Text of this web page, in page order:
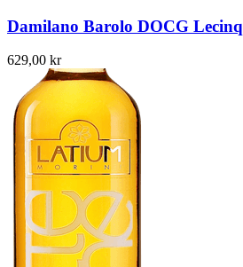
Damilano Barolo DOCG
629,00 kr